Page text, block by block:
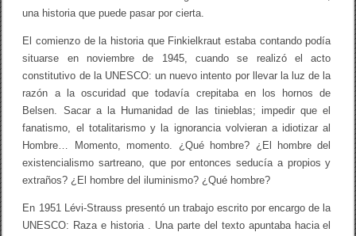
una historia que puede pasar por cierta.
El comienzo de la historia que Finkielkraut estaba contando podía
situarse en noviembre de 1945, cuando se realizó el acto
constitutivo de la UNESCO: un nuevo intento por llevar la luz de la
razón a la oscuridad que todavía crepitaba en los hornos de
Belsen. Sacar a la Humanidad de las tinieblas; impedir que el
fanatismo, el totalitarismo y la ignorancia volvieran a idiotizar al
Hombre… Momento, momento. ¿Qué hombre? ¿El hombre del
existencialismo sartreano, que por entonces seducía a propios y
extraños? ¿El hombre del iluminismo? ¿Qué hombre?
En 1951 Lévi-Strauss presentó un trabajo escrito por encargo de la
UNESCO: Raza e historia . Una parte del texto apuntaba hacia el